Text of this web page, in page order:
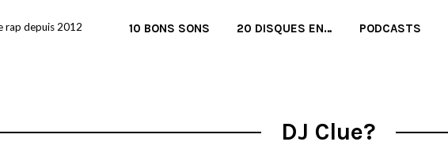
rap depuis 2012 10 BONS SONS 20 DISQUES EN… PODCASTS
DJ Clue?